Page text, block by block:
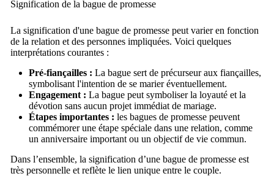
Signification de la bague de promesse
La signification d'une bague de promesse peut varier en fonction
de la relation et des personnes impliquées. Voici quelques
interprétations courantes :
Pré-fiançailles : La bague sert de précurseur aux fiançailles,
symbolisant l'intention de se marier éventuellement.
Engagement : La bague peut symboliser la loyauté et la
dévotion sans aucun projet immédiat de mariage.
Étapes importantes : les bagues de promesse peuvent
commémorer une étape spéciale dans une relation, comme
un anniversaire important ou un objectif de vie commun.
Dans l’ensemble, la signification d’une bague de promesse est
très personnelle et reflète le lien unique entre le couple.